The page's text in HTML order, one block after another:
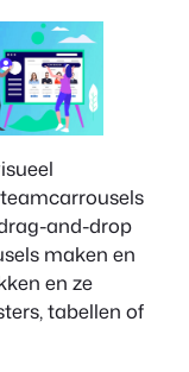
and-drop
maken en
en ze
tabellen of